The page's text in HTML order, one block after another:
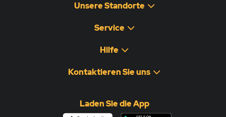
Unsere Standorte
Service
Hilfe
Kontaktieren Sie uns
Laden Sie die App